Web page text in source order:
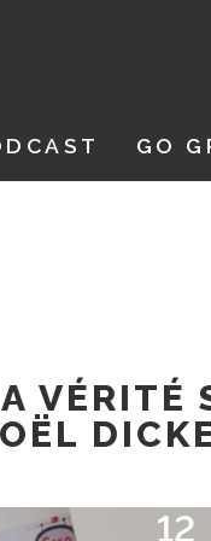
GO
VÉRITÉ
12